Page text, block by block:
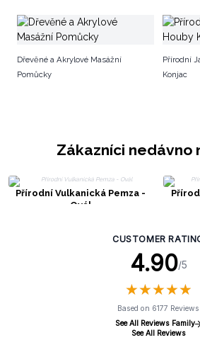
Dřevěné a Akrylové Masážní
Pomůcky
Přírodní
Konjac
Zákazníci nedávno
Přírodní Vulkanická Pemza -
Ovál
CUSTOMER
4.90/5
★★★★★
★★★★★
Based on 6177 Reviews
See All Reviews Family
See All Reviews